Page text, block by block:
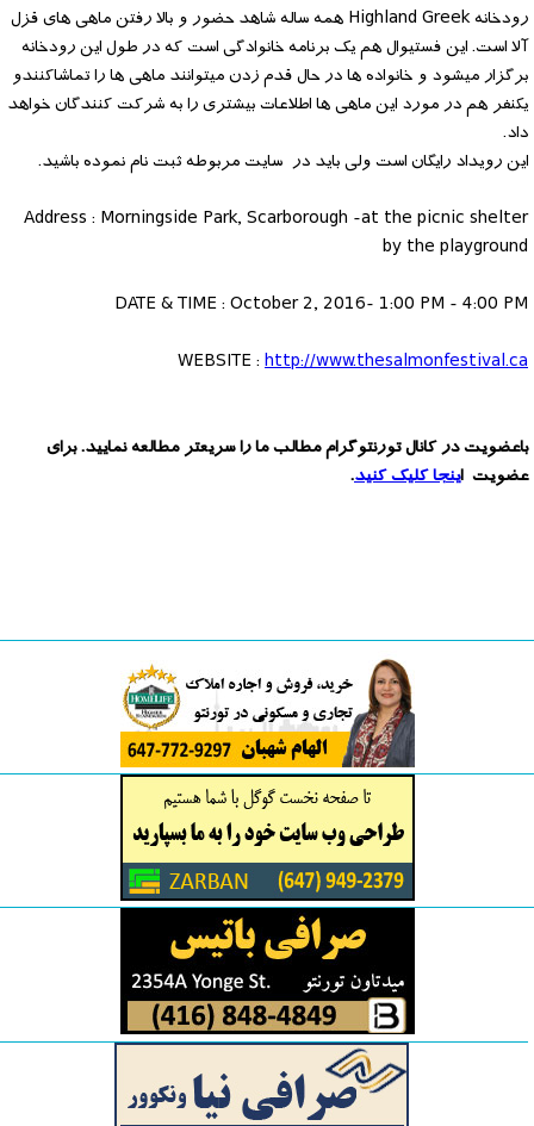
رودخانه Highland Greek همه ساله شاهد حضور و بالا رفتن ماهی های قزل
آلا است. این فستیوال هم یک برنامه خانوادگی است که در طول این رودخانه
برگزار میشود و خانواده ها در حال قدم زدن میتوانند ماهی ها را تماشاکنندو
یکنفر هم در مورد این ماهی ها اطلاعات بیشتری را به شرکت کنندگان خواهد
داد.
این رویداد رایگان است ولی باید در سایت مربوطه ثبت نام نموده باشید.
Address : Morningside Park, Scarborough -at the picnic shelter
by the playground
DATE & TIME : October 2, 2016- 1:00 PM - 4:00 PM
WEBSITE :http://www.thesalmonfestival.ca
باعضویت در کانال تورنتوگرام مطالب ما را سریعتر مطالعه نمایید. برای
عضویت اینجا کلیک کنید.